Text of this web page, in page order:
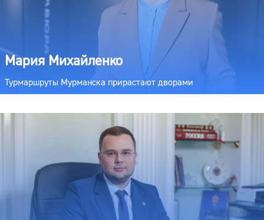
Мария Михайленко
Турмаршруты Мурманска прирастают дворами